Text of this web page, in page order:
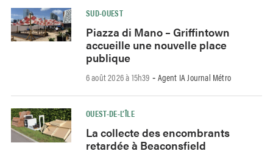
SUD-OUEST
Piazza di Mano – Griffintown
accueille une nouvelle place
publique
6 août 2026 à 15h39 - Agent IA Journal Métro
OUEST-DE-L’ÎLE
La collecte des encombrants
retardée à Beaconsfield